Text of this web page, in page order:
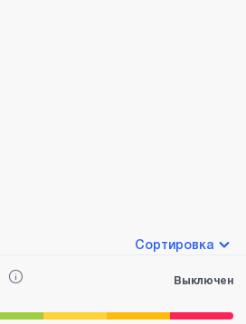
Сортировка
Выключен